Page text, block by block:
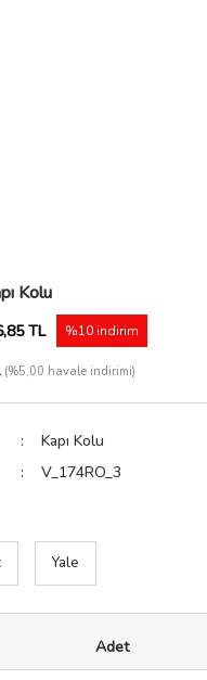
Kolu
TL %10 indirim
(%5,00 havale indirimi)
Kapı Kolu
V_174RO_3
Yale
Adet